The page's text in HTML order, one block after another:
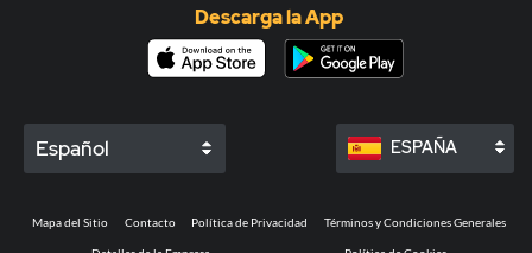
Descarga la App
Español ESPAÑA
Mapa del Sitio Contacto Política de Privacidad Términos y Condiciones Generales